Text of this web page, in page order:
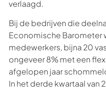
verlaagd.
Bij de bedrijven die
Economische Barometer
medewerkers, bijna 20
ongeveer 8% met een
afgelopen jaar
In het derde kwartaal van